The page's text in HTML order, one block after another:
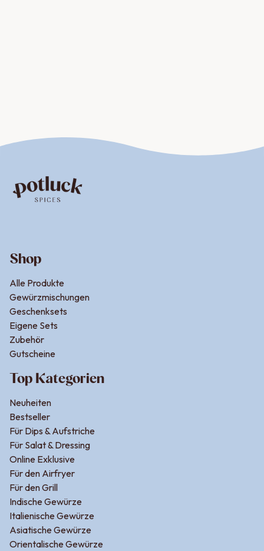
Shop
Alle Produkte
Gewürzmischungen
Geschenksets
Eigene Sets
Zubehör
Gutscheine
Top Kategorien
Neuheiten
Bestseller
Für Dips & Aufstriche
Für Salat & Dressing
Online Exklusive
Für den Airfryer
Für den Grill
Indische Gewürze
Italienische Gewürze
Asiatische Gewürze
Orientalische Gewürze